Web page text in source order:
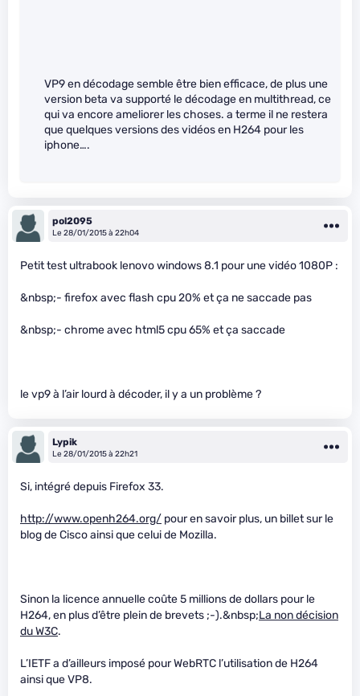
VP9 en décodage semble être bien efficace, de plus une
version beta va supporté le décodage en multithread, ce
qui va encore ameliorer les choses. a terme il ne restera
que quelques versions des vidéos en H264 pour les
iphone….
pol2095
Le 28/01/2015 à 22h04
Petit test ultrabook lenovo windows 8.1 pour une vidéo 1080P :
&nbsp;- firefox avec flash cpu 20% et ça ne saccade pas
&nbsp;- chrome avec html5 cpu 65% et ça saccade
le vp9 à l’air lourd à décoder, il y a un problème ?
Lypik
Le 28/01/2015 à 22h21
Si, intégré depuis Firefox 33.
http://www.openh264.org/ pour en savoir plus, un billet sur le
blog de Cisco ainsi que celui de Mozilla.
Sinon la licence annuelle coûte 5 millions de dollars pour le
H264, en plus d’être plein de brevets ;-).&nbsp;La non décision
du W3C.
L’IETF a d’ailleurs imposé pour WebRTC l’utilisation de H264
ainsi que VP8.